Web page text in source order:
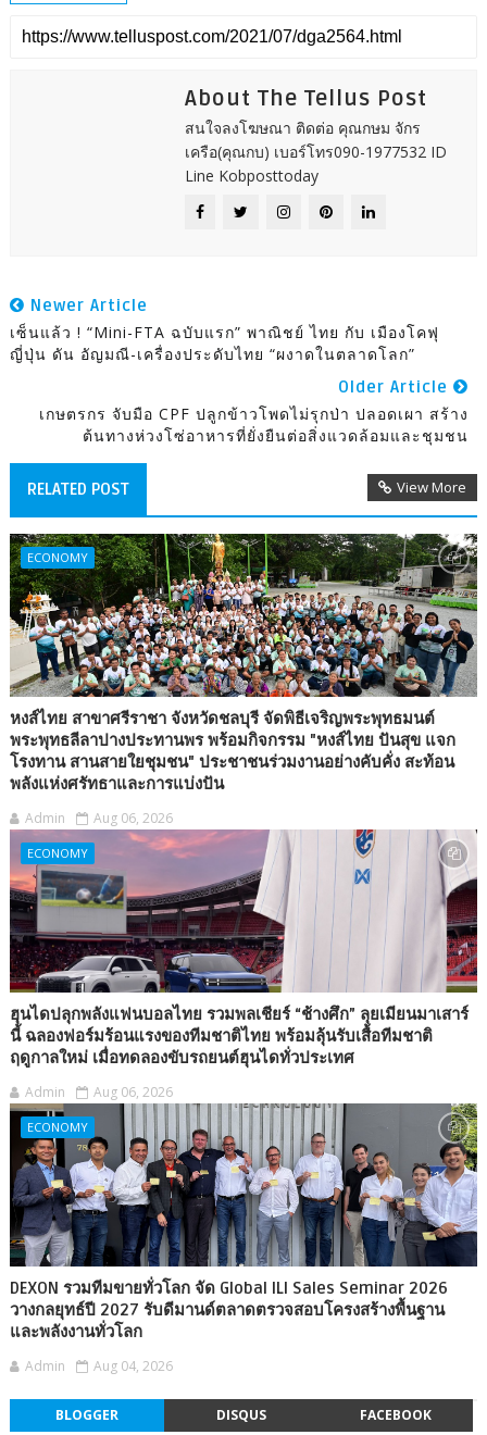
About The Tellus Post
สนใจลงโฆษณา ติดต่อ คุณกษม จักร
เครือ(คุณกบ) เบอร์โทร090-1977532 ID
Line Kobposttoday
Newer Article
เซ็นแล้ว ! “Mini-FTA ฉบับแรก” พาณิชย์ ไทย กับ เมืองโคฟุ
ญี่ปุ่น ดัน อัญมณี-เครื่องประดับไทย “ผงาดในตลาดโลก”
Older Article
เกษตรกร จับมือ CPF ปลูกข้าวโพดไม่รุกป่า ปลอดเผา สร้าง
ต้นทางห่วงโซ่อาหารที่ยั่งยืนต่อสิ่งแวดล้อมและชุมชน
RELATED POST View More
ECONOMY
หงส์ไทย สาขาศรีราชา จังหวัดชลบุรี จัดพิธีเจริญพระพุทธมนต์
พระพุทธลีลาปางประทานพร พร้อมกิจกรรม "หงส์ไทย ปันสุข แจก
โรงทาน สานสายใยชุมชน" ประชาชนร่วมงานอย่างคับคั่ง สะท้อน
พลังแห่งศรัทธาและการแบ่งปัน
Admin Aug 06, 2026
ECONOMY
ฮุนไดปลุกพลังแฟนบอลไทย รวมพลเชียร์ “ช้างศึก” ลุยเมียนมาเสาร์
นี้ ฉลองฟอร์มร้อนแรงของทีมชาติไทย พร้อมลุ้นรับเสื้อทีมชาติ
ฤดูกาลใหม่ เมื่อทดลองขับรถยนต์ฮุนไดทั่วประเทศ
Admin Aug 06, 2026
ECONOMY
DEXON รวมทีมขายทั่วโลก จัด Global ILI Sales Seminar 2026
วางกลยุทธ์ปี 2027 รับดีมานด์ตลาดตรวจสอบโครงสร้างพื้นฐาน
และพลังงานทั่วโลก
Admin Aug 04, 2026
BLOGGER DISQUS FACEBOOK